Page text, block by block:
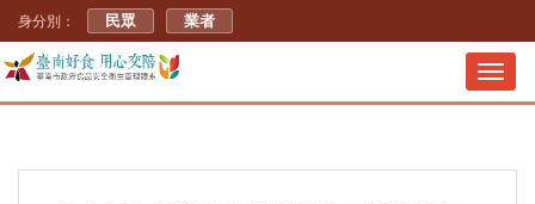
身分別： 民眾 業者